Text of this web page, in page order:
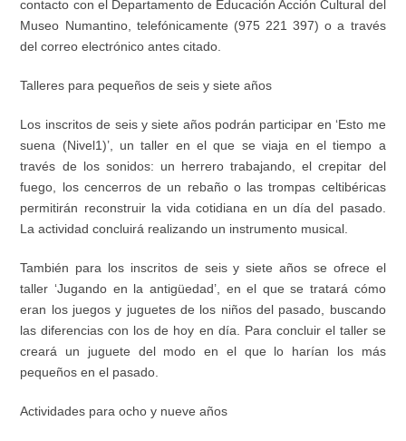
contacto con el Departamento de Educación Acción Cultural del
Museo Numantino, telefónicamente (975 221 397) o a través
del correo electrónico antes citado.
Talleres para pequeños de seis y siete años
Los inscritos de seis y siete años podrán participar en ‘Esto me
suena (Nivel1)’, un taller en el que se viaja en el tiempo a
través de los sonidos: un herrero trabajando, el crepitar del
fuego, los cencerros de un rebaño o las trompas celtibéricas
permitirán reconstruir la vida cotidiana en un día del pasado.
La actividad concluirá realizando un instrumento musical.
También para los inscritos de seis y siete años se ofrece el
taller ‘Jugando en la antigüedad’, en el que se tratará cómo
eran los juegos y juguetes de los niños delpasado, buscando
las diferencias con los de hoy en día. Para concluir el taller se
creará un juguete del modo en el que lo harían los más
pequeños en el pasado.
Actividades para ocho y nueve años